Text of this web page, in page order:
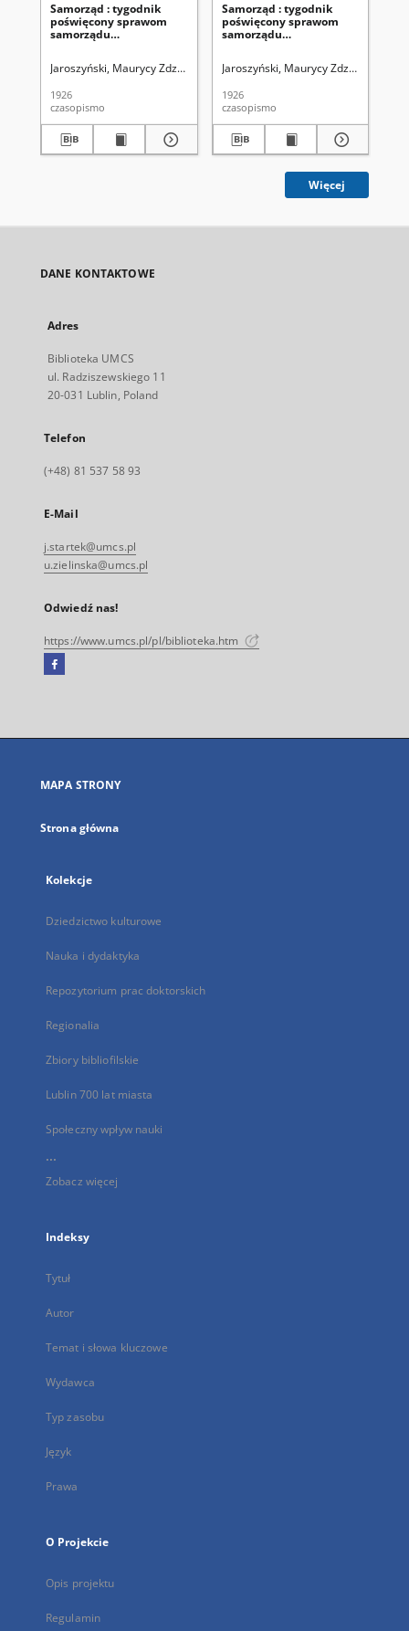
Samorząd : tygodnik
poświęcony sprawom
samorządu
Jaroszyński, Maurycy Zdzisław. Redaktor Zrzeszenie Samorządów
1926
czasopismo
Samorząd : tygodnik
poświęcony sprawom
samorządu
Jaroszyński, Maurycy Zdzisław.
1926
czasopismo
Więcej
DANE KONTAKTOWE
Adres
Biblioteka UMCS
ul. Radziszewskiego 11
20-031 Lublin, Poland
Telefon
(+48) 81 537 58 93
E-Mail
j.startek@umcs.pl
u.zielinska@umcs.pl
Odwiedź nas!
https://www.umcs.pl/pl/biblioteka.htm
Facebook
się
karcie
MAPA STRONY
Strona główna
Kolekcje
Dziedzictwo kulturowe
Nauka i dydaktyka
Repozytorium prac doktorskich
Regionalia
Zbiory bibliofilskie
Lublin 700 lat miasta
Społeczny wpływ nauki
...
Zobacz więcej
Indeksy
Tytuł
Autor
Temat i słowa kluczowe
Wydawca
Typ zasobu
Język
Prawa
O Projekcie
Opis projektu
Regulamin